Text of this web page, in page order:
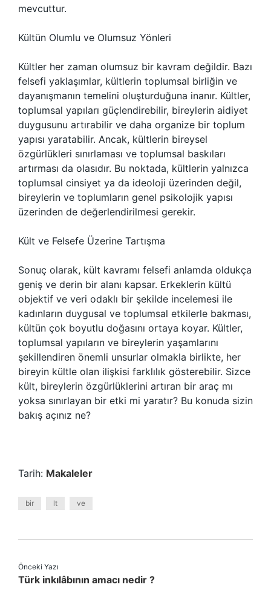
mevcuttur.
Kültün Olumlu ve Olumsuz Yönleri
Kültler her zaman olumsuz bir kavram değildir. Bazı
felsefi yaklaşımlar, kültlerin toplumsal birliğin ve
dayanışmanın temelini oluşturduğuna inanır. Kültler,
toplumsal yapıları güçlendirebilir, bireylerin aidiyet
duygusunu artırabilir ve daha organize bir toplum
yapısı yaratabilir. Ancak, kültlerin bireysel
özgürlükleri sınırlaması ve toplumsal baskıları
artırması da olasıdır. Bu noktada, kültlerin yalnızca
toplumsal cinsiyet ya da ideoloji üzerinden değil,
bireylerin ve toplumların genel psikolojik yapısı
üzerinden de değerlendirilmesi gerekir.
Kült ve Felsefe Üzerine Tartışma
Sonuç olarak, kült kavramı felsefi anlamda oldukça
geniş ve derin bir alanı kapsar. Erkeklerin kültü
objektif ve veri odaklı bir şekilde incelemesi ile
kadınların duygusal ve toplumsal etkilerle bakması,
kültün çok boyutlu doğasını ortaya koyar. Kültler,
toplumsal yapıların ve bireylerin yaşamlarını
şekillendiren önemli unsurlar olmakla birlikte, her
bireyin kültle olan ilişkisi farklılık gösterebilir. Sizce
kült, bireylerin özgürlüklerini artıran bir araç mı
yoksa sınırlayan bir etki mi yaratır? Bu konuda sizin
bakış açınız ne?
Tarih: Makaleler
bir lt ve
Önceki Yazı
Türk inkılâbının amacı nedir ?